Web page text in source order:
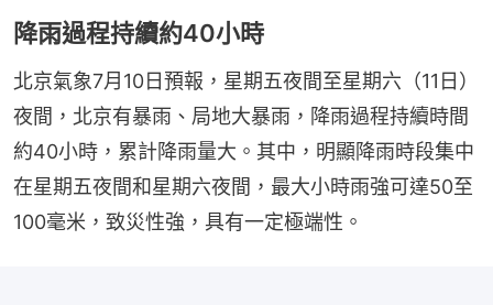
降雨過程持續約40小時
北京氣象7月10日預報，星期五夜間至星期六（11日）
夜間，北京有暴雨、局地大暴雨，降雨過程持續時間
約40小時，累計降雨量大。其中，明顯降雨時段集中
在星期五夜間和星期六夜間，最大小時雨強可達50至
100毫米，致災性強，具有一定極端性。